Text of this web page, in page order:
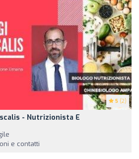
5 (2)
- Nutrizionista E
e contatti